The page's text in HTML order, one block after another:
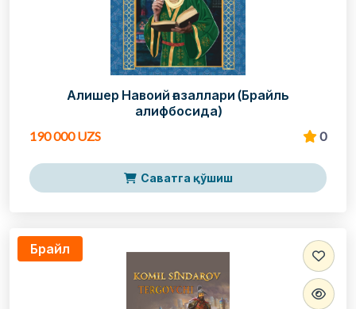
Алишер Навоий ғазаллари (Брайль
алифбосида)
190 000 UZS
0
Саватга қўшиш
Брайл